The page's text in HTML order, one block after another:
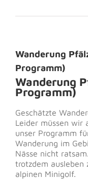
Wanderung
Programm)
Wanderung
Programm)
Geschätzte
Leider müssen wir
unser Programm
Wanderung im
Nässe nicht
trotzdem ausleben
alpinen Minigolf.